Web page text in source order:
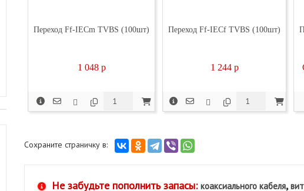
Переход Ff-IECm TVBS (100шт)
1 048p
Переход Ff-IECf TVBS (100шт)
1 244p
Сохраните страничку в:
Не забудьте пополнить запасы: коаксиального кабеля,